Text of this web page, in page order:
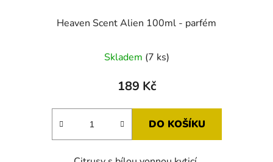
Heaven Scent Alien 100ml - parfém
Skladem (7 ks)
189 Kč
DO KOŠÍKU